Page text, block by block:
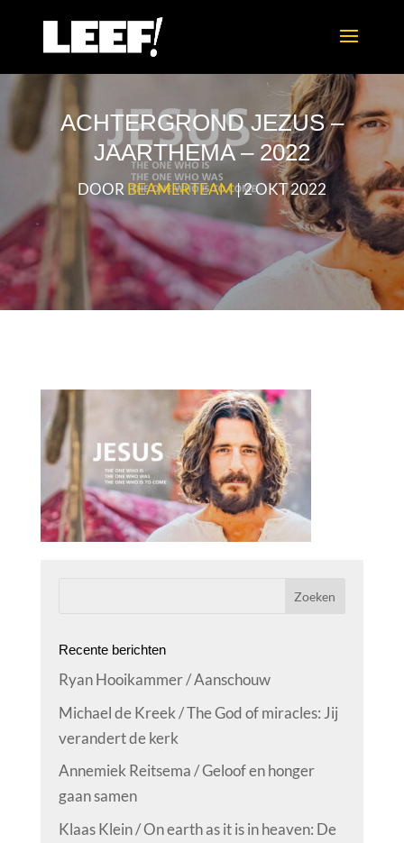
ACHTERGROND JEZUS –
JAARTHEMA – 2022
DOOR BEAMERTEAM|2 OKT 2022
Recente berichten
Ryan Hooikammer / Aanschouw
Michael de Kreek / The God of miracles: Jij
verandert de kerk
Annemiek Reitsema / Geloof en honger
gaan samen
Klaas Klein / On earth as it is in heaven: De